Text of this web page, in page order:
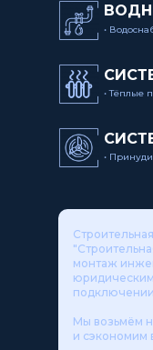
•
• Тёплые
•
монтаж
Мы возьмём
и сэкономим